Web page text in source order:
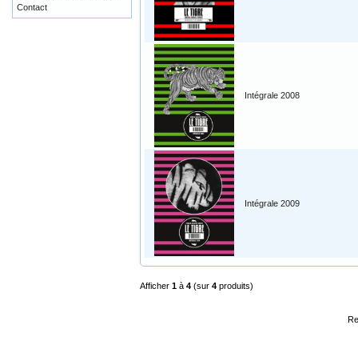
Intégrale 2008
Intégrale 2009
Afficher 1 à 4 (sur 4 produits)
Contact